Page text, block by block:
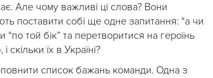
Але чому важливі ці слова? Вони
поставити собі ще одне запитання: “а чи
той бік” та перетворитися на героїнь
їх в Україні?
список бажань команди. Одна з